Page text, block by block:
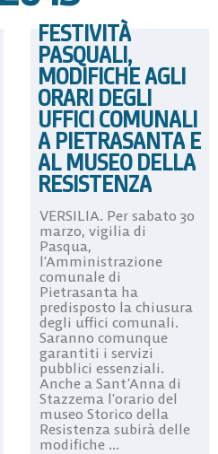
FESTIVITÀ
PASQUALI,
MODIFICHE AGLI
ORARI DEGLI
UFFICI COMUNALI
A PIETRASANTA E
AL MUSEO DELLA
RESISTENZA
VERSILIA. Per sabato 30
marzo, vigilia di
Pasqua,
l’Amministrazione
comunale di
Pietrasanta ha
predisposto la chiusura
degli uffici comunali.
Saranno comunque
garantiti i servizi
pubblici essenziali.
Anche a Sant’Anna di
Stazzema l’orario del
museo Storico della
Resistenza subirà delle
modifiche ...